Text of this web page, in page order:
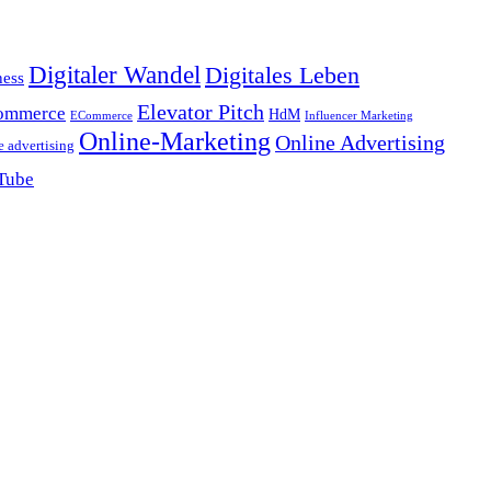
Digitaler Wandel Digitales Leben
ECommerce Elevator Pitch HdM Influencer Marketing
advertising Online-Marketing Online Advertising